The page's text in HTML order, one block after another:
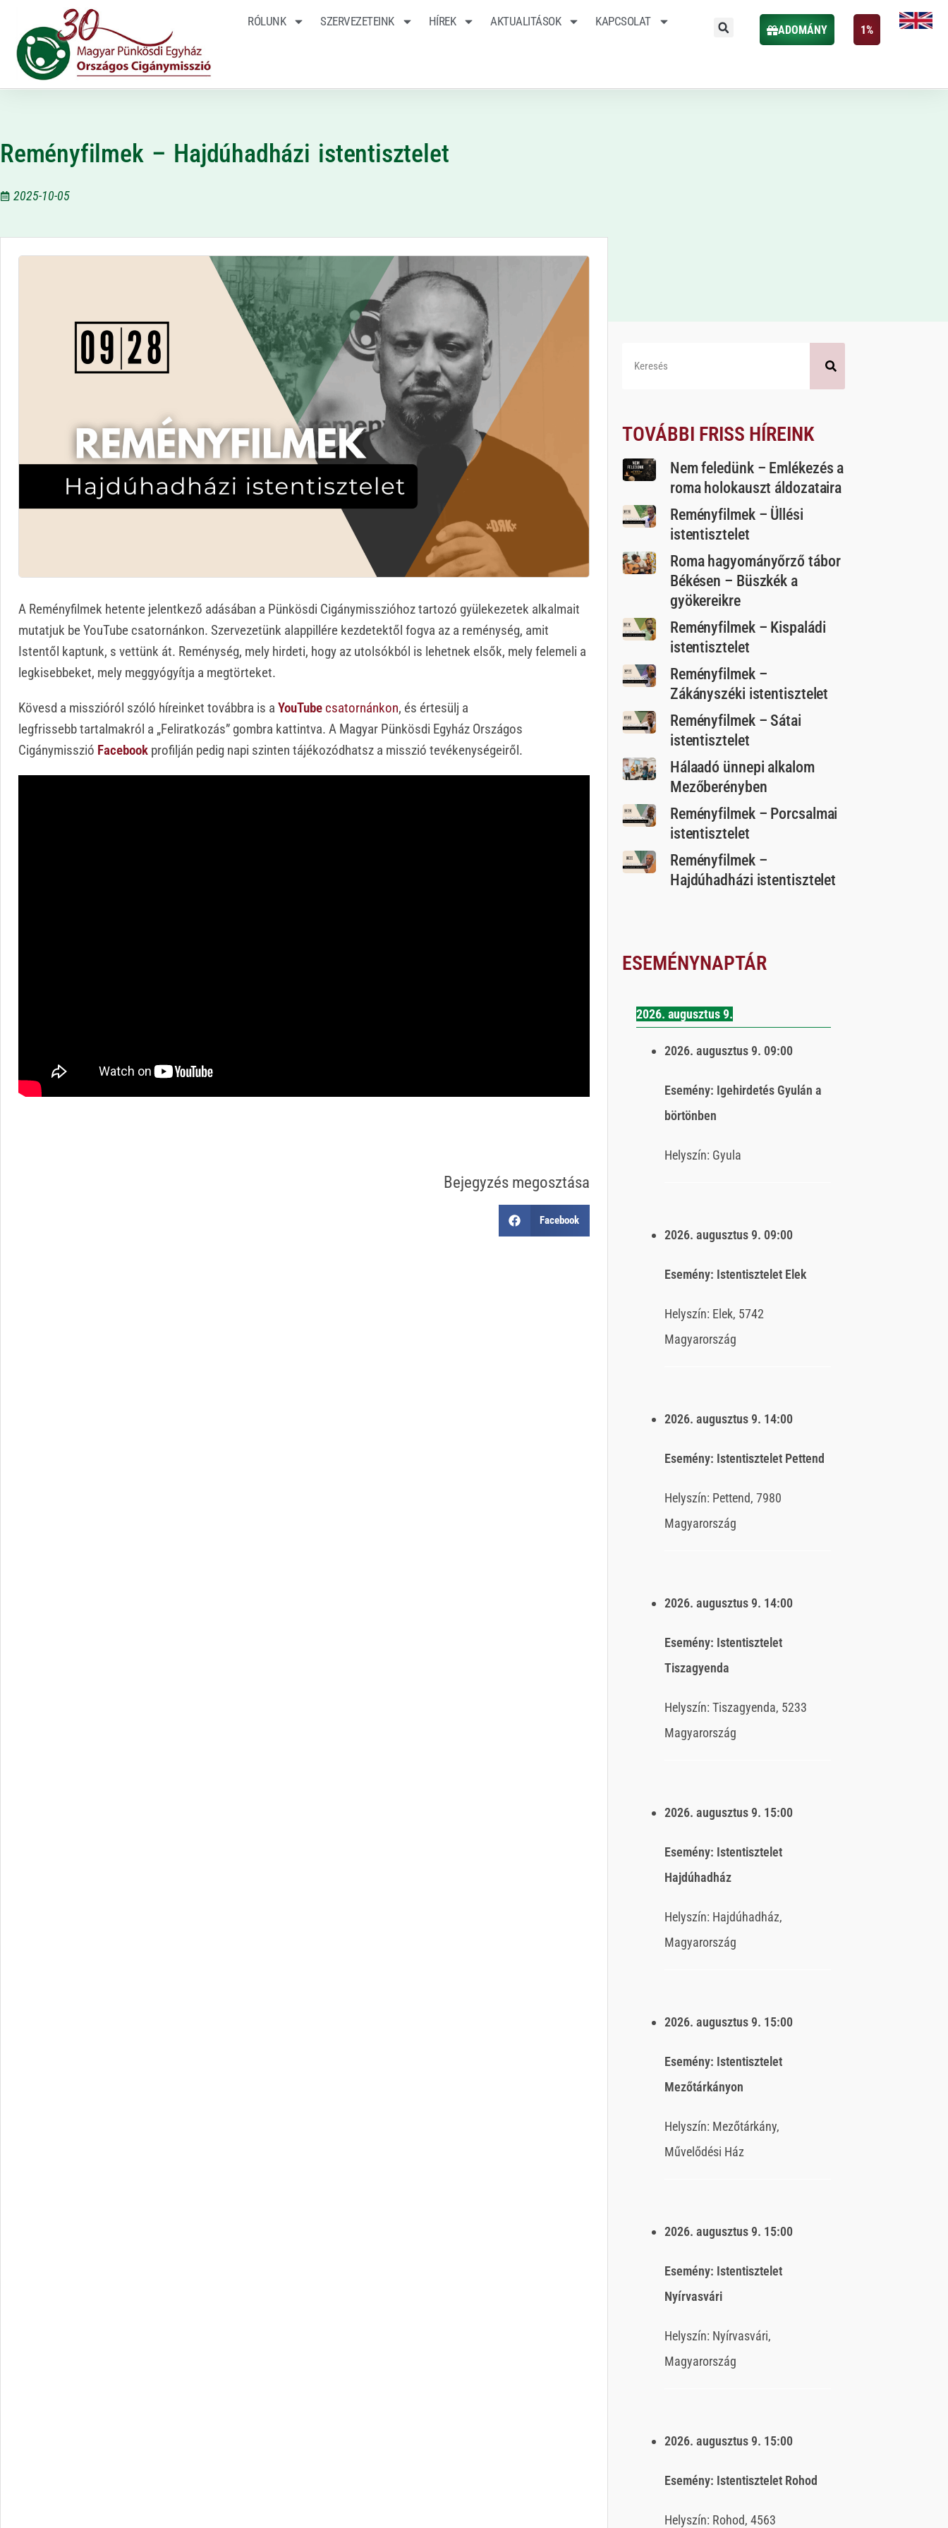
RÓLUNK SZERVEZETEINK HÍREK AKTUALITÁSOK KAPCSOLAT
ADOMÁNY 1%
Reményfilmek – Hajdúhadházi istentisztelet
2025-10-05
A Reményfilmek hetente jelentkező adásában a Pünkösdi Cigánymisszióhoz tartozó gyülekezetek alkalmait
mutatjuk be YouTube csatornánkon. Szervezetünk alappillére kezdetektől fogva az a reménység, amit
Istentől kaptunk, s vettünk át. Reménység, mely hirdeti, hogy az utolsókból is lehetnek elsők, mely felemeli a
legkisebbeket, mely meggyógyítja a megtörteket.
Kövesd a misszióról szóló híreinket továbbra is a YouTube csatornánkon, és értesülj a
legfrissebb tartalmakról a „Feliratkozás” gombra kattintva. A Magyar Pünkösdi Egyház Országos
Cigánymisszió Facebook profilján pedig napi szinten tájékozódhatsz a misszió tevékenységeiről.
Bejegyzés megosztása
Facebook
TOVÁBBI FRISS HÍREINK
Nem feledünk – Emlékezés a
roma holokauszt áldozataira
Reményfilmek – Üllési
istentisztelet
Roma hagyományőrző tábor
Békésen – Büszkék a
gyökereikre
Reményfilmek – Kispaládi
istentisztelet
Reményfilmek –
Zákányszéki istentisztelet
Reményfilmek – Sátai
istentisztelet
Hálaadó ünnepi alkalom
Mezőberényben
Reményfilmek – Porcsalmai
istentisztelet
Reményfilmek –
Hajdúhadházi istentisztelet
ESEMÉNYNAPTÁR
2026. augusztus 9.
2026. augusztus 9. 09:00
Esemény: Igehirdetés Gyulán a
börtönben
Helyszín: Gyula
2026. augusztus 9. 09:00
Esemény: Istentisztelet Elek
Helyszín: Elek, 5742
Magyarország
2026. augusztus 9. 14:00
Esemény: Istentisztelet Pettend
Helyszín: Pettend, 7980
Magyarország
2026. augusztus 9. 14:00
Esemény: Istentisztelet
Tiszagyenda
Helyszín:Tiszagyenda, 5233
Magyarország
2026. augusztus 9. 15:00
Esemény: Istentisztelet
Hajdúhadház
Helyszín: Hajdúhadház,
Magyarország
2026. augusztus 9. 15:00
Esemény: Istentisztelet
Mezőtárkányon
Helyszín: Mezőtárkány,
Művelődési Ház
2026. augusztus 9. 15:00
Esemény: Istentisztelet
Nyírvasvári
Helyszín: Nyírvasvári,
Magyarország
2026. augusztus 9. 15:00
Esemény: Istentisztelet Rohod
Helyszín: Rohod, 4563